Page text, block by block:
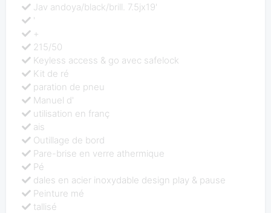
Jav andoya/black/brill. 7.5jx19'
'
+
215/50
Keyless access & go avec safelock
Kit de ré
paration de pneu
Manuel d'
utilisation en franç
ais
Outillage de bord
Pare-brise en verre athermique
Pé
dales en acier inoxydable design play & pause
Peinture mé
tallisé